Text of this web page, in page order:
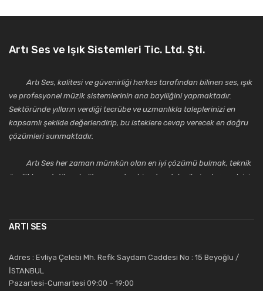
Artı Ses ve Işık Sistemleri Tic. Ltd. Şti.
Artı Ses, kalitesi ve güvenirliği herkes tarafından bilinen ses, ışık
ve profesyonel müzik sistemlerinin ana bayiliğini yapmaktadır.
Sektöründe yılların verdiği tecrübe ve uzmanlıkla taleplerinizi en
kapsamlı şekilde değerlendirip, bu isteklere cevap verecek en doğru
çözümleri sunmaktadır.
Artı Ses her zaman mümkün olan en iyi çözümü bulmak, teknik
özellikler, estetik ve kalite açısından bir adım daha ileriye taşımak için
saygıdeğer yerini kazanmıştır.
Artı Ses, güler yüzü ve deneyimi ile bu gün ve gelecekte
güvenebileceğiniz bir tercihtir.
ARTI SES
Adres : Evliya Çelebi Mh. Refik Saydam Caddesi No : 15 Beyoğlu /
İSTANBUL
Pazartesi-Cumartesi 09:00 – 19:00